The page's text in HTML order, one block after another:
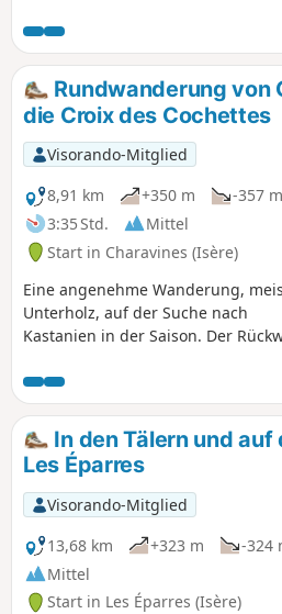
Rundwanderung von
die Croix des Cochettes
Visorando-Mitglied
8,91 km
+350 m
-357 m
3:35 Std.
Mittel
Start in Charavines (Isère)
Eine angenehme Wanderung,
Unterholz, auf der Suche nach
Kastanien in der Saison. Der
Abschnitt asphaltierter Straße.
In den Tälern und auf
Les Éparres
Visorando-Mitglied
13,68 km
+323 m -324
Mittel
Start in Les Éparres (Isère)